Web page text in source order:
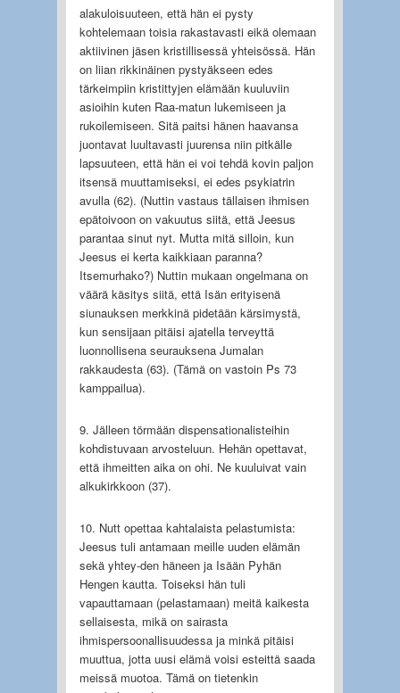
alakuloisuuteen, että hän ei pysty
kohtelemaan toisia rakastavasti eikä olemaan
aktiivinen jäsen kristillisessä yhteisössä. Hän
on liian rikkinäinen pystyäkseen edes
tärkeimpiin kristittyjen elämään kuuluviin
asioihin kuten Raa-matun lukemiseen ja
rukoilemiseen. Sitä paitsi hänen haavansa
juontavat luultavasti juurensa niin pitkälle
lapsuuteen, että hän ei voi tehdä kovin paljon
itsensä muuttamiseksi, ei edes psykiatrin
avulla (62). (Nuttin vastaus tällaisen ihmisen
epätoivoon on vakuutus siitä, että Jeesus
parantaa sinut nyt. Mutta mitä silloin, kun
Jeesus ei kerta kaikkiaan paranna?
Itsemurhako?) Nuttin mukaan ongelmana on
väärä käsitys siitä, että Isän erityisenä
siunauksen merkkinä pidetään kärsimystä,
kun sensijaan pitäisi ajatella terveyttä
luonnollisena seurauksena Jumalan
rakkaudesta (63). (Tämä on vastoin Ps 73
kamppailua).
9. Jälleen törmään dispensationalisteihin
kohdistuvaan arvosteluun. Hehän opettavat,
että ihmeitten aika on ohi. Ne kuuluivat vain
alkukirkkoon (37).
10. Nutt opettaa kahtalaista pelastumista:
Jeesus tuli antamaan meille uuden elämän
sekä yhtey-den häneen ja Isään Pyhän
Hengen kautta. Toiseksi hän tuli
vapauttamaan (pelastamaan) meitä kaikesta
sellaisesta, mikä on sairasta
ihmispersoonallisuudessa ja minkä pitäisi
muuttua, jotta uusi elämä voisi esteittä saada
meissä muotoa. Tämä on tietenkin